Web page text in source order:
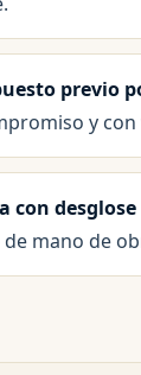
previo
y con
con desglose
de mano de